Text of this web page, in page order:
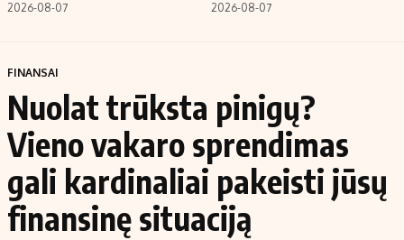
2026-08-07 2026-08-07
FINANSAI
Nuolat trūksta pinigų?
Vieno vakaro sprendimas
gali kardinaliai pakeisti jūsų
finansinę situaciją